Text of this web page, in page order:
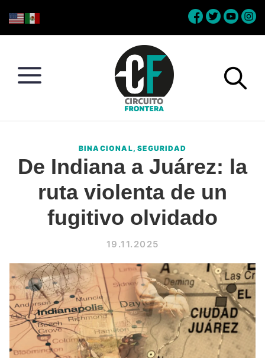
to
to
to
to
Conéctate
la
frontera
BINACIONAL,SEGURIDAD
De Indiana a Juárez: la
ruta violenta de un
fugitivo olvidado
19.11.2025